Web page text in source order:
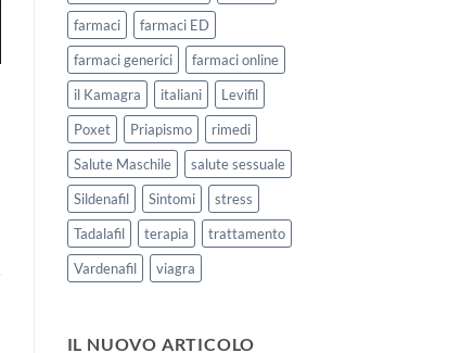
farmaci
farmaci ED
farmaci generici
farmaci online
il Kamagra
italiani
Levifil
Poxet
Priapismo
rimedi
Salute Maschile
salute sessuale
Sildenafil
Sintomi
stress
Tadalafil
terapia
trattamento
Vardenafil
viagra
IL NUOVO ARTICOLO